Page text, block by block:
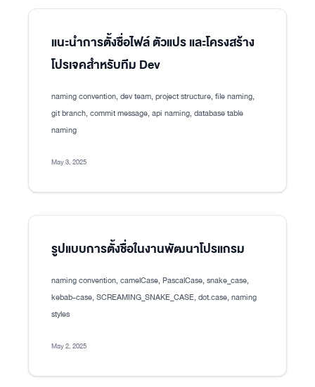
แนะนำการตั้งชื่อไฟล์ ตัวแปร และโครงสร้าง
โปรเจคสำหรับทีม Dev
naming convention, dev team, project structure, file naming,
git branch, commit message, api naming, database table
naming
May 3, 2025
รูปแบบการตั้งชื่อในงานพัฒนาโปรแกรม
naming convention, camelCase, PascalCase, snake_case,
kebab-case, SCREAMING_SNAKE_CASE, dot.case, naming
styles
May 2, 2025